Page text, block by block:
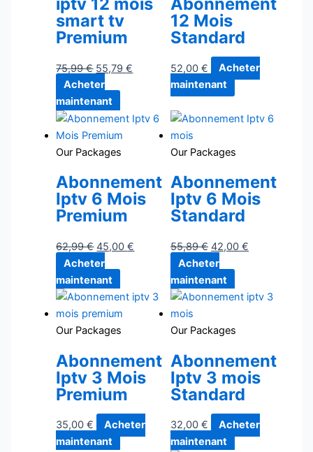
smart tv
Premium
75,99€ 55,79€
Acheter
maintenant
12 Mois
Standard
52,00 €
Acheter
maintenant
Our Packages
Abonnement
Iptv 6 Mois
Premium
62,99€ 45,00€
Acheter
maintenant
Our Packages
Abonnement
Iptv 6 Mois
Standard
55,89€ 42,00 €
Acheter
maintenant
Our Packages
Abonnement
Iptv 3 Mois
Premium
35,00€
Acheter
maintenant
Our Packages
Abonnement
Iptv 3 mois
Standard
32,00 €
Acheter
maintenant